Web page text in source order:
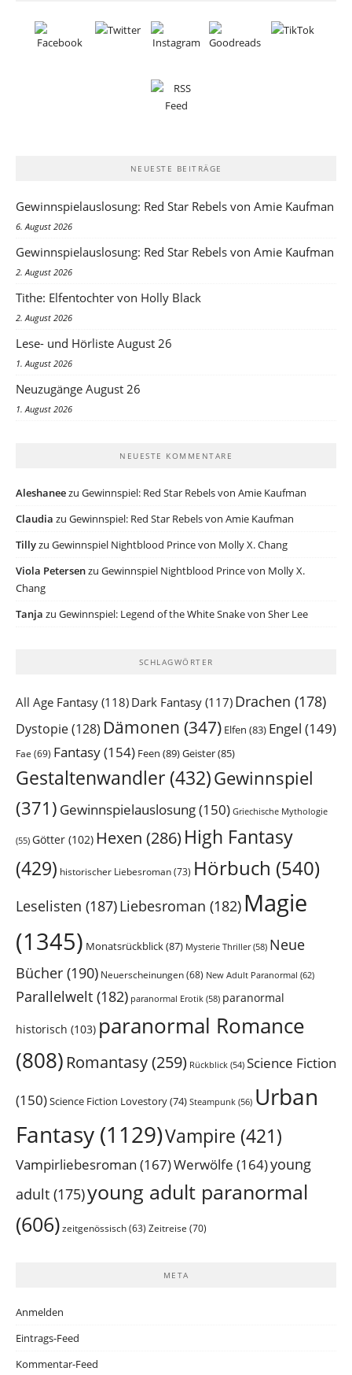
NEUESTE BEITRÄGE
Gewinnspielauslosung: Red Star Rebels von Amie Kaufman
6. August 2026
Gewinnspielauslosung: Red Star Rebels von Amie Kaufman
2. August 2026
Tithe: Elfentochter von Holly Black
2. August 2026
Lese- und Hörliste August 26
1. August 2026
Neuzugänge August 26
1. August 2026
NEUESTE KOMMENTARE
Aleshaneezu Gewinnspiel: Red Star Rebels von Amie Kaufman
Claudia zu Gewinnspiel: Red Star Rebels von Amie Kaufman
Tillyzu Gewinnspiel Nightblood Prince von Molly X. Chang
Viola Petersenzu Gewinnspiel Nightblood Prince von Molly X.
Chang
Tanja zu Gewinnspiel: Legend of the White Snake von Sher Lee
SCHLAGWÖRTER
All Age Fantasy (118) Dark Fantasy (117) Drachen (178)
Dystopie(128) Dämonen (347) Elfen (83) Engel (149)
Fae (69) Fantasy(154) Feen (89)Geister(85)
Gestaltenwandler (432)Gewinnspiel
(371) Gewinnspielauslosung(150) Griechische Mythologie
(55) Götter (102) Hexen (286) High Fantasy
(429) historischer Liebesroman(73) Hörbuch (540)
Leselisten (187)Liebesroman (182) Magie
(1345) Monatsrückblick(87) Mysterie Thriller(58) Neue
Bücher (190) Neuerscheinungen(68) New Adult Paranormal (62)
Parallelwelt (182) paranormal Erotik (58) paranormal
historisch (103) paranormal Romance
(808) Romantasy(259) Rückblick (54) Science Fiction
(150)Science Fiction Lovestory(74) Steampunk (56) Urban
Fantasy (1129)Vampire (421)
Vampirliebesroman (167)Werwölfe (164)young
adult (175)young adult paranormal
(606) zeitgenössisch (63) Zeitreise (70)
META
Anmelden
Eintrags-Feed
Kommentar-Feed